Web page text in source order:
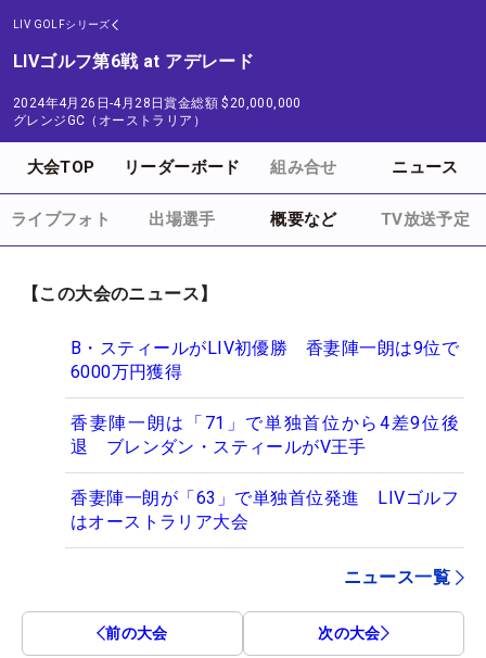
LIV GOLFシリーズ
LIVゴルフ第6戦 at アデレード
2024年4月26日-4月28日賞金総額 $20,000,000
グレンジGC（オーストラリア）
大会TOP リーダーボード 組み合せ ニュース
ライブフォト 出場選手 概要など TV放送予定
【この大会のニュース】
B・スティールがLIV初優勝 香妻陣一朗は9位で
6000万円獲得
香妻陣一朗は「71」で単独首位から4差9位後
退 ブレンダン・スティールがV王手
香妻陣一朗が「63」で単独首位発進 LIVゴルフ
はオーストラリア大会
ニュース一覧
前の大会 次の大会